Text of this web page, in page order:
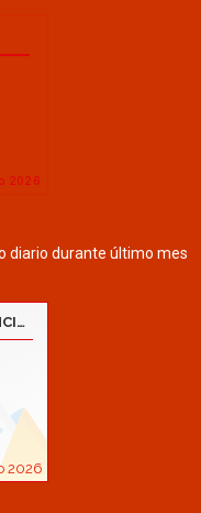
diario durante último mes